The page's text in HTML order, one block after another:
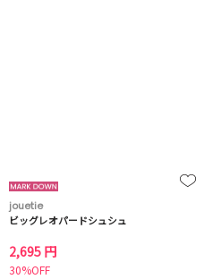
jouetie
ビッグレオパードシュシュ
2,695 円
30%OFF